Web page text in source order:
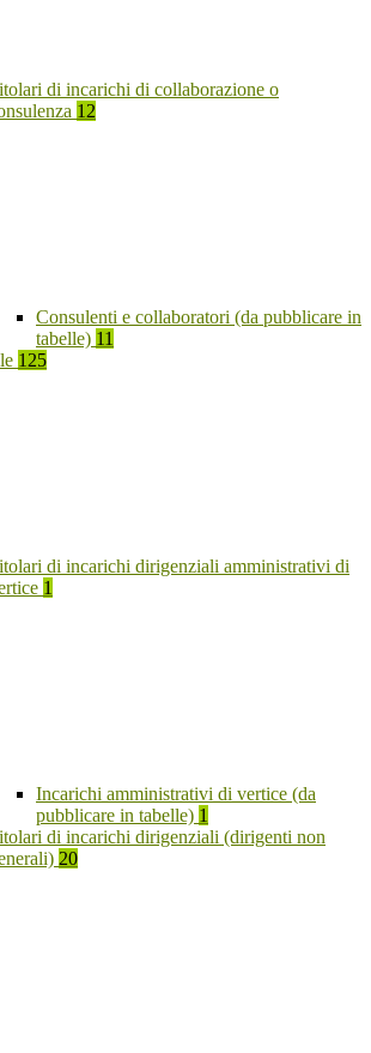
di incarichi di collaborazione o
12
Consulenti e collaboratori (da pubblicare in
tabelle) 11
125
di incarichi dirigenziali amministrativi di
1
Incarichi amministrativi di vertice (da
pubblicare in tabelle) 1
di incarichi dirigenziali (dirigenti non
20